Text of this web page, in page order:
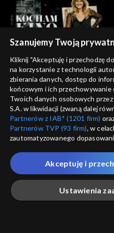
21.10.2012
Kocham Kino
Szanujemy Twoją
Kliknij "Akceptuję i przechodzę
na korzystanie z technologii
zbierania danych, dostęp do
końcowym i ich przechowywanie
Twoich danych osobowych
S.A. w likwidacji (zwaną dalej
Partnerów z IAB* (1201 firm)
Partnerów TVP (93 firm), w
zautomatyzowanego
które wskazujemy poniżej, a
przez nas identyfikatora PPID do
Twoje dane osobowe zbierane
Ciebie naszych
poszczególnych
„Portalem”, w tym informacje
Ustawienia
Akceptuję i